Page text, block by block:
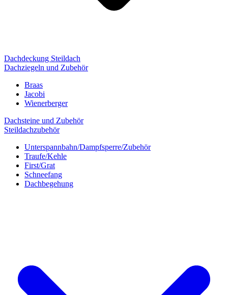
Dachdeckung Steildach
Dachziegeln und Zubehör
Braas
Jacobi
Wienerberger
Dachsteine und Zubehör
Steildachzubehör
Unterspannbahn/Dampfsperre/Zubehör
Traufe/Kehle
First/Grat
Schneefang
Dachbegehung